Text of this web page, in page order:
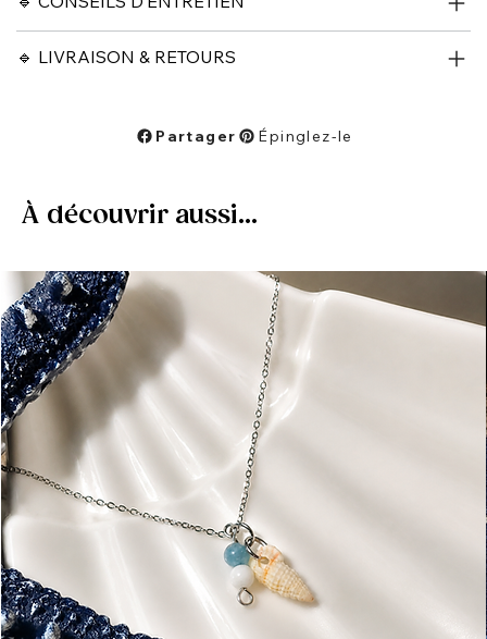
🔹 LIVRAISON & RETOURS
Partager Épinglez-le
À découvrir aussi...